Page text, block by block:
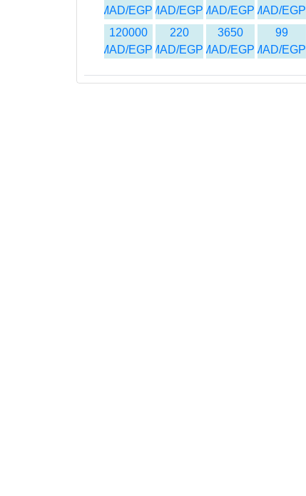
MAD/EGP
MAD/EGP
MAD/EGP
MAD/EGP
99
MAD/EGP
3650
MAD/EGP
220
MAD/EGP
120000
MAD/EGP